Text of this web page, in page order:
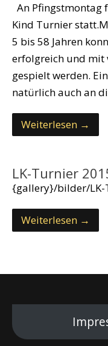
An Pfingstmontag
Kind Turnier
5 bis 58 Jahren
erfolgreich und mit
gespielt werden.
natürlich auch an
Weiterlesen →
LK-Turnier
{gallery}/bilder/
Weiterlesen →